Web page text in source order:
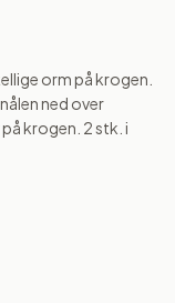
orm på krogen.
ned over
krogen. 2 stk. i